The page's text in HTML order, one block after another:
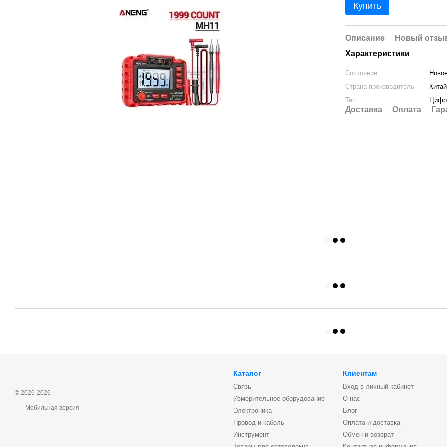
Купить
Описание
Новый
Характеристики
Состояние
Новое
Страна производитель
Китай
Тип
Доставка Оплата
© 2026-2026
Мобильная версия
Каталог
Связь
Измерительное оборудование
Электроника
Провод и кабель
Инструмент
Клиентам
Вход в личный кабинет
О нас
Блог
Оплата и доставка
Обмен и возврат